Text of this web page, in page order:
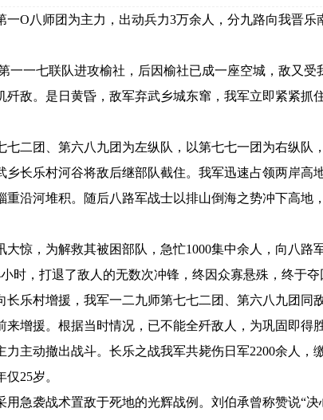
O八师团为主力，出动兵力3万余人，分九路向我晋乐
一七联队进攻榆社，后因榆社已成一座空城，敌又受
歼敌。是日黄昏，敌军弃武乡城东窜，我军立即紧紧
团、第六八九团为左纵队，以第七七一团为右纵队
乡长乐村河谷将敌后继部队截住。我军迅速占领两岸
重沿河堆积。随后八路军战士以排山倒海之势冲下高
，为解救其被困部队，急忙1000集中余人，向八路
时，打退了敌人的无数次冲锋，终因众寡悬殊，终于
长乐村增援，我军一二九师第七七二团、第六八九团
来增援。根据当时情况，已不能全歼敌人，为巩固即
力主动撤出战斗。长乐之战我军共毙伤日军2200余人
25岁。
袭战术置敌于死地的光辉战例。刘伯承曾称赞说“决